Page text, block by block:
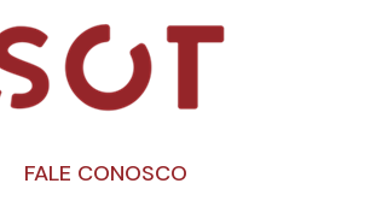
FALE CONOSCO